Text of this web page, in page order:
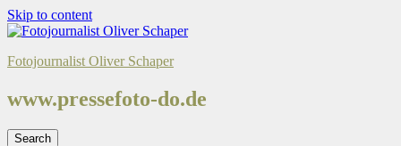
Skip to content
Fotojournalist Oliver Schaper
www.pressefoto-do.de
Search